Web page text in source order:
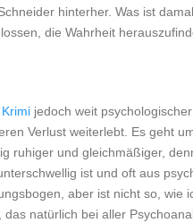
hinterher. Was ist
die Wahrheit
Krimi jedoch weit
Verlust weiterlebt. Es geht
ruhiger und gleichmäßiger,
ist und oft aus
aber ist nicht so, wie
natürlich bei aller